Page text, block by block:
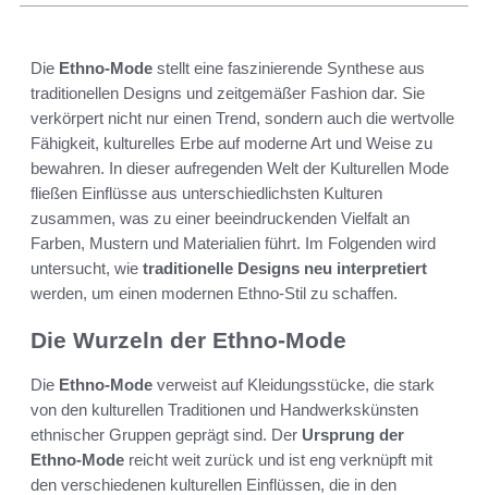
Die Ethno-Mode stellt eine faszinierende Synthese aus
traditionellen Designs und zeitgemäßer Fashion dar. Sie
verkörpert nicht nur einen Trend, sondern auch die wertvolle
Fähigkeit, kulturelles Erbe auf moderne Art und Weise zu
bewahren. In dieser aufregenden Welt der Kulturellen Mode
fließen Einflüsse aus unterschiedlichsten Kulturen
zusammen, was zu einer beeindruckenden Vielfalt an
Farben, Mustern und Materialien führt. Im Folgenden wird
untersucht, wie traditionelle Designs neu interpretiert
werden, um einen modernen Ethno-Stil zu schaffen.
Die Wurzeln der Ethno-Mode
Die Ethno-Mode verweist auf Kleidungsstücke, die stark
von den kulturellen Traditionen und Handwerkskünsten
ethnischer Gruppen geprägt sind. Der Ursprung der
Ethno-Mode reicht weit zurück und ist eng verknüpft mit
den verschiedenen kulturellen Einflüssen, die in den